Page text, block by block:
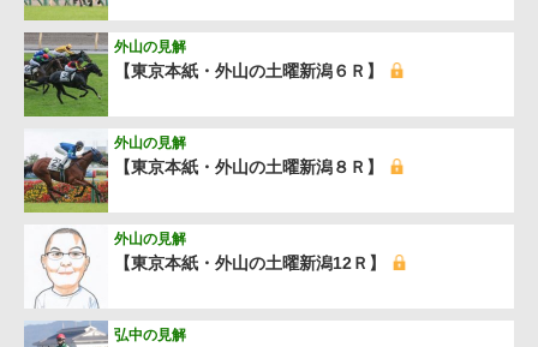
【東京本紙・外山の土曜新潟６Ｒ】
外山の見解
【東京本紙・外山の土曜新潟８Ｒ】
外山の見解
【東京本紙・外山の土曜新潟12Ｒ】
外山の見解
弘中の見解